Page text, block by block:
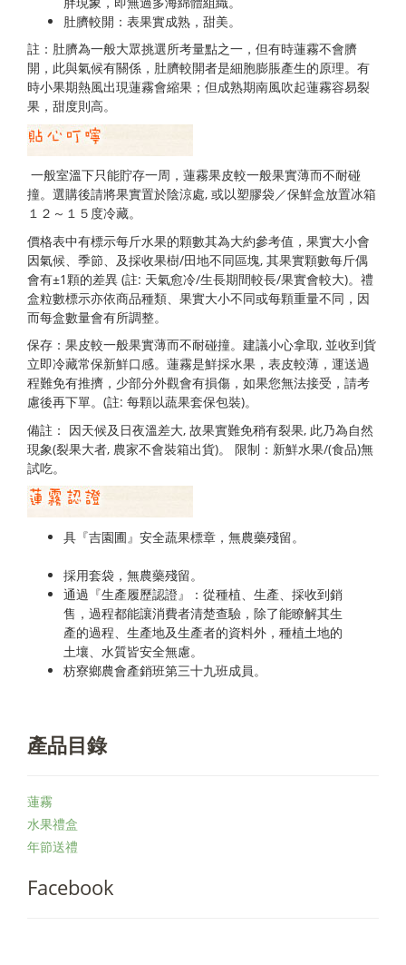
肚臍較開：表果實成熟，甜美。
註： 肚臍為一般大眾挑選所考量點之一，但有時蓮霧不會臍
開，此與氣候有關係，肚臍較開者是細胞膨脹產生的原理。有
時小果期熱風出現蓮霧會縮果；但成熟期南風吹起蓮霧容易裂
果，甜度則高。
一般室溫下只能貯存一周，蓮霧果皮較一般果實薄而不耐碰
撞。選購後請將果實置於陰涼處, 或以塑膠袋／保鮮盒放置冰箱
１２～１５度冷藏。
價格表中有標示每斤水果的顆數其為大約參考值，果實大小會
因氣候、季節、及採收果樹/田地不同區塊, 其果實顆數每斤偶
會有±1顆的差異 (註: 天氣愈冷/生長期間較長/果實會較大)。禮
盒粒數標示亦依商品種類、果實大小不同或每顆重量不同，因
而每盒數量會有所調整。
保存：果皮較一般果實薄而不耐碰撞。建議小心拿取, 並收到貨
立即冷藏常保新鮮口感。蓮霧是鮮採水果，表皮較薄，運送過
程難免有推擠，少部分外觀會有損傷，如果您無法接受，請考
慮後再下單。(註: 每顆以蔬果套保包裝)。
備註： 因天候及日夜溫差大, 故果實難免稍有裂果, 此乃為自然
現象(裂果大者, 農家不會裝箱出貨)。 限制：新鮮水果/(食品)無
試吃。
具『吉園圃』安全蔬果標章，無農藥殘留。
採用套袋，無農藥殘留。
通過『生產履歷認證』：從種植、生產、採收到銷
售，過程都能讓消費者清楚查驗，除了能瞭解其生
產的過程、生產地及生產者的資料外，種植土地的
土壤、水質皆安全無慮。
枋寮鄉農會產銷班第三十九班成員。
產品目錄
蓮霧
水果禮盒
年節送禮
Facebook